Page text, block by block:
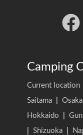
Camping
Current location
Saitama
Osaka
Hokkaido
Shizuoka